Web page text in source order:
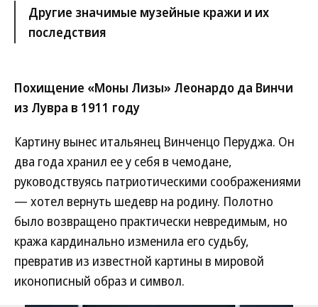
Другие значимые музейные кражи и их
последствия
Похищение «Моны Лизы» Леонардо да Винчи
из Лувра в 1911 году
Картину вынес итальянец Винченцо Перуджа. Он
два года хранил ее у себя в чемодане,
руководствуясь патриотическими соображениями
— хотел вернуть шедевр на родину. Полотно
было возвращено практически невредимым, но
кража кардинально изменила его судьбу,
превратив из известной картины в мировой
иконописный образ и символ.